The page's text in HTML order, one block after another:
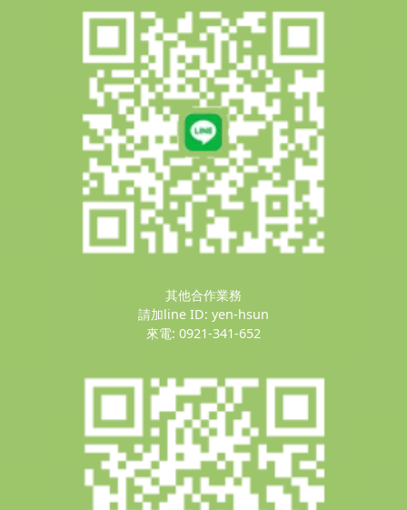
其他合作業務
請加line ID: yen-hsun
來電: 0921-341-652